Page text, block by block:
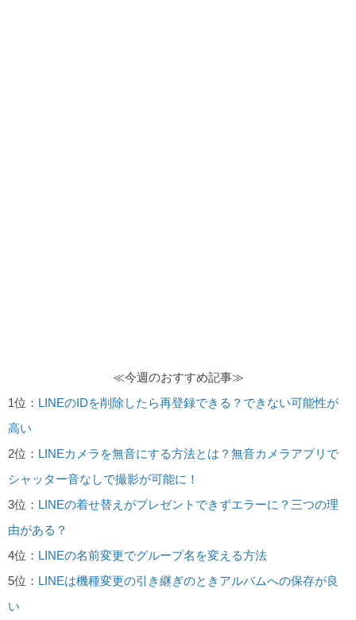
≪今週のおすすめ記事≫
1位： LINEのIDを削除したら再登録できる？できない可能性が
高い
2位： LINEカメラを無音にする方法とは？無音カメラアプリで
シャッター音なしで撮影が可能に！
3位： LINEの着せ替えがプレゼントできずエラーに？三つの理
由がある？
4位： LINEの名前変更でグループ名を変える方法
5位： LINEは機種変更の引き継ぎのときアルバムへの保存が良
い